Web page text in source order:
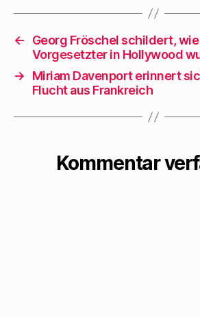
viele andere Dank
des Emergency
Rescue Committee
den Weg in die USA
schaffte. Doch viele
←
Georg Fröschel schildert,
Vorgesetzter in Hollywood
→
Miriam Davenport erinnert
Flucht aus Frankreich
Kommentar